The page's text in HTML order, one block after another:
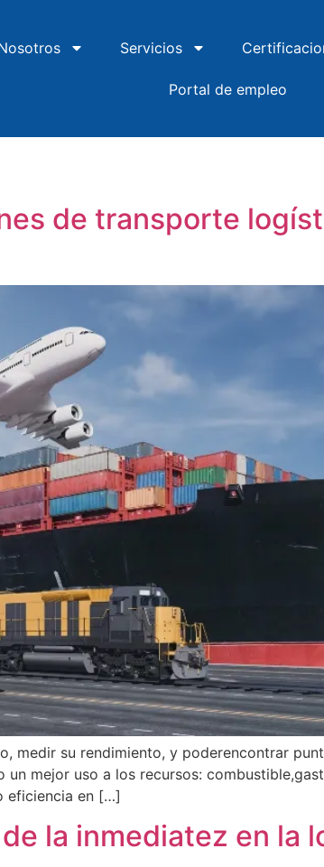
Servicios
Portal de empleo
de transporte
medir su rendimiento, y poderencontrar
mejor uso a los recursos:
eficiencia en […]
la inmediatez en la